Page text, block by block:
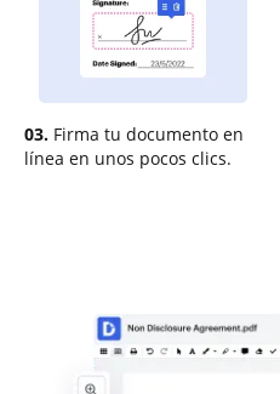
03. Firma tu documento en
línea en unos pocos clics.